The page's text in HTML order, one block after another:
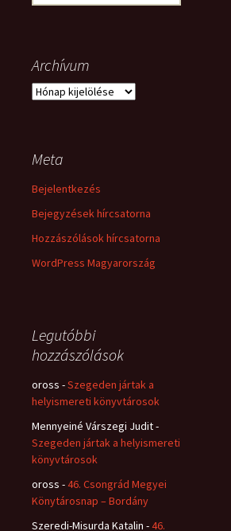
Archívum
Archívum
Meta
Bejelentkezés
Bejegyzések hírcsatorna
Hozzászólások hírcsatorna
WordPress Magyarország
Legutóbbi
hozzászólások
oross -Szegeden jártak a
helyismereti könyvtárosok
Mennyeiné Várszegi Judit-
Szegeden jártak a helyismereti
könyvtárosok
oross -46. Csongrád Megyei
Könytárosnap – Bordány
Szeredi-Misurda Katalin -46.